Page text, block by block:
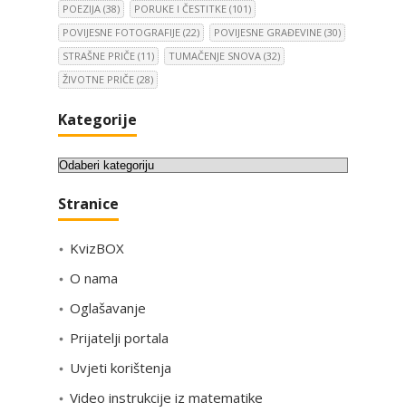
POEZIJA (38) PORUKE I ČESTITKE (101)
POVIJESNE FOTOGRAFIJE (22) POVIJESNE GRAĐEVINE (30)
STRAŠNE PRIČE (11) TUMAČENJE SNOVA (32)
ŽIVOTNE PRIČE (28)
Kategorije
K
t
g
i
j
Stranice
KvizBOX
O nama
Oglašavanje
Prijatelji portala
Uvjeti korištenja
Video instrukcije iz matematike